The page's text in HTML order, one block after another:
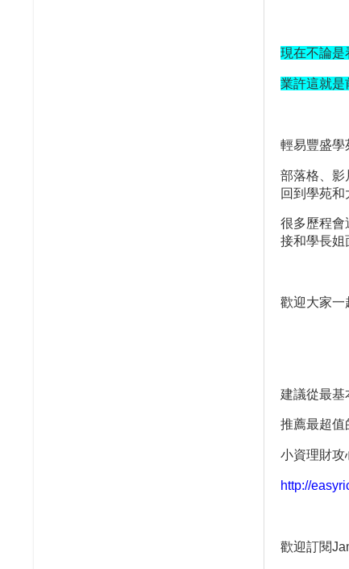
現在不論是
業許這就是
輕易豐盛學
部落格、影
回到學苑和
很多歷程會
接和學長姐
歡迎大家一
建議從最基
推薦最超值
小資理財攻
http://
歡迎訂閱